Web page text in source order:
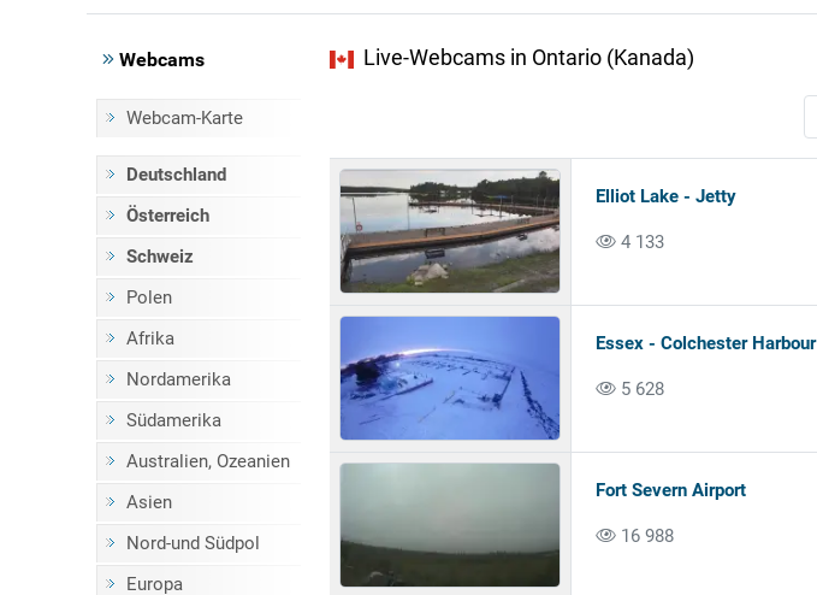
Webcams
Webcam-Karte
Deutschland
Österreich
Schweiz
Polen
Afrika
Nordamerika
Südamerika
Australien, Ozeanien
Asien
Nord-und Südpol
Europa
Live-Webcams in Ontario (Kanada)
Elliot Lake - Jetty
4 133
Essex - Colchester Harbour
5 628
Fort Severn Airport
16 988